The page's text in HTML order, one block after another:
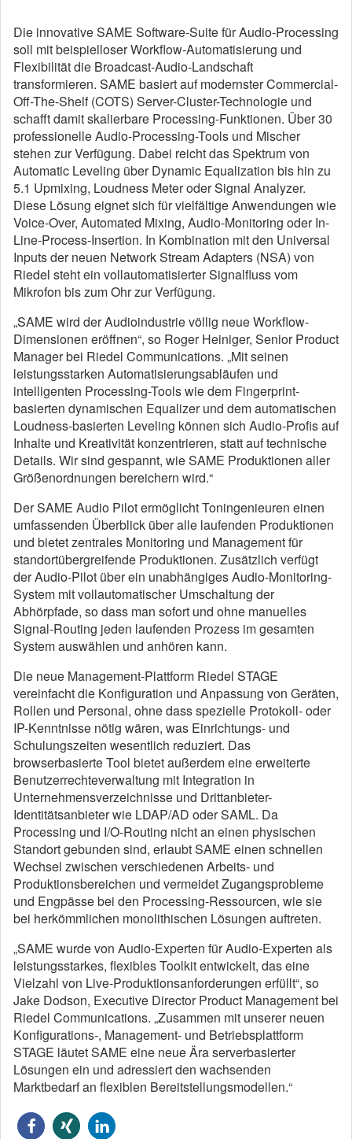
Die innovative SAME Software-Suite für Audio-Processing
soll mit beispielloser Workflow-Automatisierung und
Flexibilität die Broadcast-Audio-Landschaft
transformieren. SAME basiert auf modernster Commercial-
Off-The-Shelf (COTS) Server-Cluster-Technologie und
schafft damit skalierbare Processing-Funktionen. Über 30
professionelle Audio-Processing-Tools und Mischer
stehen zur Verfügung. Dabei reicht das Spektrum von
Automatic Leveling über Dynamic Equalization bis hin zu
5.1 Upmixing, Loudness Meter oder Signal Analyzer.
Diese Lösung eignet sich für vielfältige Anwendungen wie
Voice-Over, Automated Mixing, Audio-Monitoring oder In-
Line-Process-Insertion. In Kombination mit den Universal
Inputs der neuen Network Stream Adapters (NSA) von
Riedel steht ein vollautomatisierter Signalfluss vom
Mikrofon bis zum Ohr zur Verfügung.
„SAME wird der Audioindustrie völlig neue Workflow-
Dimensionen eröffnen“, so Roger Heiniger, Senior Product
Manager bei Riedel Communications. „Mit seinen
leistungsstarken Automatisierungsabläufen und
intelligenten Processing-Tools wie dem Fingerprint-
basierten dynamischen Equalizer und dem automatischen
Loudness-basierten Leveling können sich Audio-Profis auf
Inhalte und Kreativität konzentrieren, statt auf technische
Details. Wir sind gespannt, wie SAME Produktionen aller
Größenordnungen bereichern wird.“
Der SAME Audio Pilot ermöglicht Toningenieuren einen
umfassenden Überblick über alle laufenden Produktionen
und bietet zentrales Monitoring und Management für
standortübergreifende Produktionen. Zusätzlich verfügt
der Audio-Pilot über ein unabhängiges Audio-Monitoring-
System mit vollautomatischer Umschaltung der
Abhörpfade, so dass man sofort und ohne manuelles
Signal-Routing jeden laufenden Prozess im gesamten
System auswählen und anhören kann.
Die neue Management-Plattform Riedel STAGE
vereinfacht die Konfiguration und Anpassung von Geräten,
Rollen und Personal, ohne dass spezielle Protokoll- oder
IP-Kenntnisse nötig wären, was Einrichtungs- und
Schulungszeiten wesentlich reduziert. Das
browserbasierte Tool bietet außerdem eine erweiterte
Benutzerrechteverwaltung mit Integration in
Unternehmensverzeichnisse und Drittanbieter-
Identitätsanbieter wie LDAP/AD oder SAML. Da
Processing und I/O-Routing nicht an einen physischen
Standort gebunden sind, erlaubt SAME einen schnellen
Wechsel zwischen verschiedenen Arbeits- und
Produktionsbereichen und vermeidet Zugangsprobleme
und Engpässe bei den Processing-Ressourcen, wie sie
bei herkömmlichen monolithischen Lösungen auftreten.
„SAME wurde von Audio-Experten für Audio-Experten als
leistungsstarkes, flexibles Toolkit entwickelt, das eine
Vielzahl von Live-Produktionsanforderungen erfüllt“, so
Jake Dodson, Executive Director Product Management bei
Riedel Communications. „Zusammen mit unserer neuen
Konfigurations-, Management- und Betriebsplattform
STAGE läutet SAME eine neue Ära serverbasierter
Lösungen ein und adressiert den wachsenden
Marktbedarf an flexiblen Bereitstellungsmodellen.“